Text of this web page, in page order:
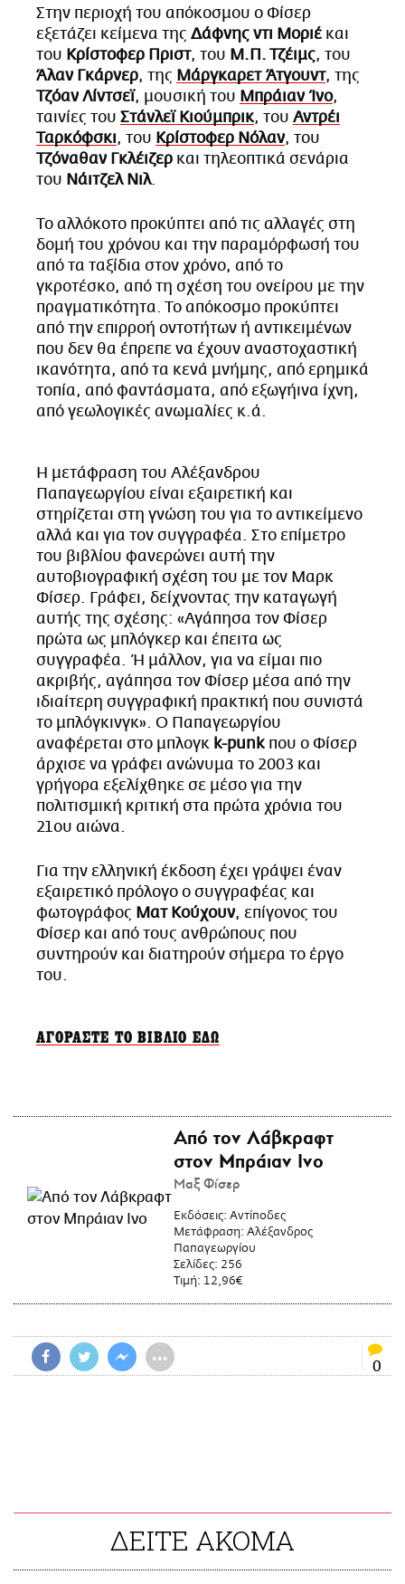
Στην περιοχή του απόκοσμου ο Φίσερ
εξετάζει κείμενα της Δάφνης ντι Μοριέ και
του Κρίστοφερ Πριστ, του Μ.Π. Τζέιμς, του
Άλαν Γκάρνερ, της Μάργκαρετ Άτγουντ, της
Τζόαν Λίντσεϊ, μουσική του Μπράιαν Ίνο,
ταινίες του Στάνλεϊ Κιούμπρικ, του Αντρέι
Ταρκόφσκι, του Κρίστοφερ Νόλαν, του
Τζόναθαν Γκλέιζερ και τηλεοπτικά σενάρια
του Νάιτζελ Νιλ.
To αλλόκοτο προκύπτει από τις αλλαγές στη
δομή του χρόνου και την παραμόρφωσή του
από τα ταξίδια στον χρόνο, από το
γκροτέσκο, από τη σχέση του ονείρου με την
πραγματικότητα. Το απόκοσμο προκύπτει
από την επιρροή οντοτήτων ή αντικειμένων
που δεν θα έπρεπε να έχουν αναστοχαστική
ικανότητα, από τα κενά μνήμης, από ερημικά
τοπία, από φαντάσματα, από εξωγήινα ίχνη,
από γεωλογικές ανωμαλίες κ.ά.
Η μετάφραση του Αλέξανδρου
Παπαγεωργίου είναι εξαιρετική και
στηρίζεται στη γνώση του για το αντικείμενο
αλλά και για τον συγγραφέα. Στο επίμετρο
του βιβλίου φανερώνει αυτή την
αυτοβιογραφική σχέση του με τον Μαρκ
Φίσερ. Γράφει, δείχνοντας την καταγωγή
αυτής της σχέσης: «Αγάπησα τον Φίσερ
πρώτα ως μπλόγκερ και έπειτα ως
συγγραφέα. Ή μάλλον, για να είμαι πιο
ακριβής, αγάπησα τον Φίσερ μέσα από την
ιδιαίτερη συγγραφική πρακτική που συνιστά
το μπλόγκινγκ». Ο Παπαγεωργίου
αναφέρεται στο μπλογκ k-punk που ο Φίσερ
άρχισε να γράφει ανώνυμα το 2003 και
γρήγορα εξελίχθηκε σε μέσο για την
πολιτισμική κριτική στα πρώτα χρόνια του
21ου αιώνα.
Για την ελληνική έκδοση έχει γράψει έναν
εξαιρετικό πρόλογο ο συγγραφέας και
φωτογράφος Ματ Κούχουν, επίγονος του
Φίσερ και από τους ανθρώπους που
συντηρούν και διατηρούν σήμερα το έργο
του.
ΑΓΟΡΑΣΤΕ ΤΟ ΒΙΒΛΙΟ ΕΔΩ
Από τον Λάβκραφτ
στον Μπράιαν Ινο
Μαξ Φίσερ
Εκδόσεις: Αντίποδες
Μετάφραση: Αλέξανδρος
Παπαγεωργίου
Σελίδες: 256
Τιμή: 12,96€
•••
0
ΔΕΙΤΕ ΑΚΟΜΑ